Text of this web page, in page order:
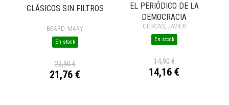
CLÁSICOS SIN FILTROS
BEARD, MARY
En stock
22,90 €
21,76 €
EL PERIÓDICO DE LA
DEMOCRACIA
CERCAS, JAVIER
En stock
14,90 €
14,16 €